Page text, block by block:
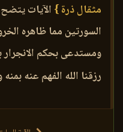
مثقال ذرة } الآيات
السورتين مما ظاهره
ومستدعى بحكم
رزقنا الله الفهم عنه